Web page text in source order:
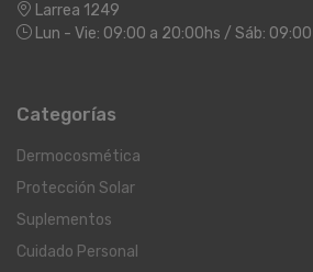
Larrea 1249
Lun - Vie: 09:00 a 20:00hs / Sáb:
Categorías
Dermocosmética
Protección Solar
Suplementos
Cuidado Personal